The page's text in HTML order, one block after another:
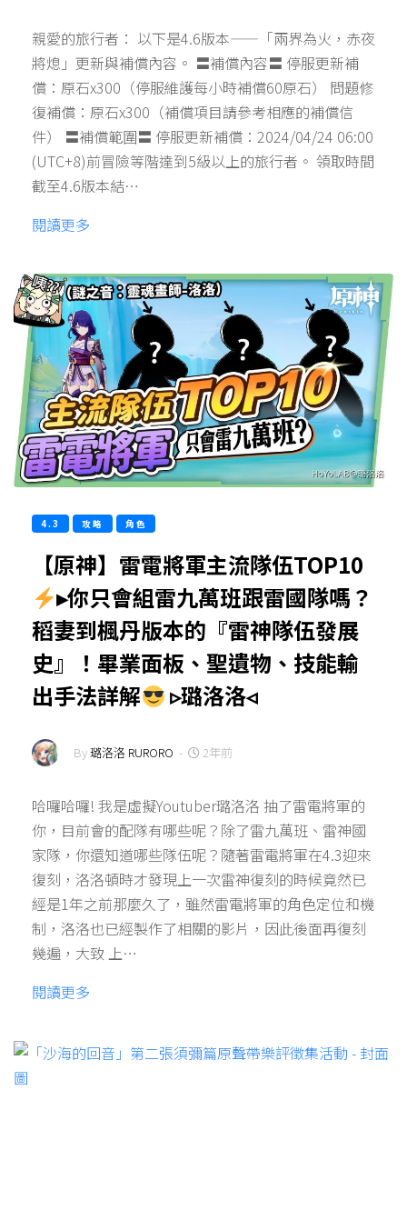
親愛的旅行者： 以下是4.6版本——「兩界為火，赤夜
將熄」更新與補償內容。 〓補償內容〓 停服更新補
償：原石x300（停服維護每小時補償60原石） 問題修
復補償：原石x300（補償項目請參考相應的補償信
件） 〓補償範圍〓 停服更新補償：2024/04/24 06:00
(UTC+8)前冒險等階達到5級以上的旅行者。 領取時間
截至4.6版本結…
閱讀更多
4.3 攻略 角色
【原神】雷電將軍主流隊伍TOP10
▸你只會組雷九萬班跟雷國隊嗎？
稻妻到楓丹版本的『雷神隊伍發展
史』！畢業面板、聖遺物、技能輸
出手法詳解
▹璐洛洛◃
By璐洛洛 RURORO - 2年前
哈囉哈囉! 我是虛擬Youtuber璐洛洛 抽了雷電將軍的
你，目前會的配隊有哪些呢？除了雷九萬班、雷神國
家隊，你還知道哪些隊伍呢？隨著雷電將軍在4.3迎來
復刻，洛洛頓時才發現上一次雷神復刻的時候竟然已
經是1年之前那麼久了，雖然雷電將軍的角色定位和機
制，洛洛也已經製作了相關的影片，因此後面再復刻
幾遍，大致 上…
閱讀更多